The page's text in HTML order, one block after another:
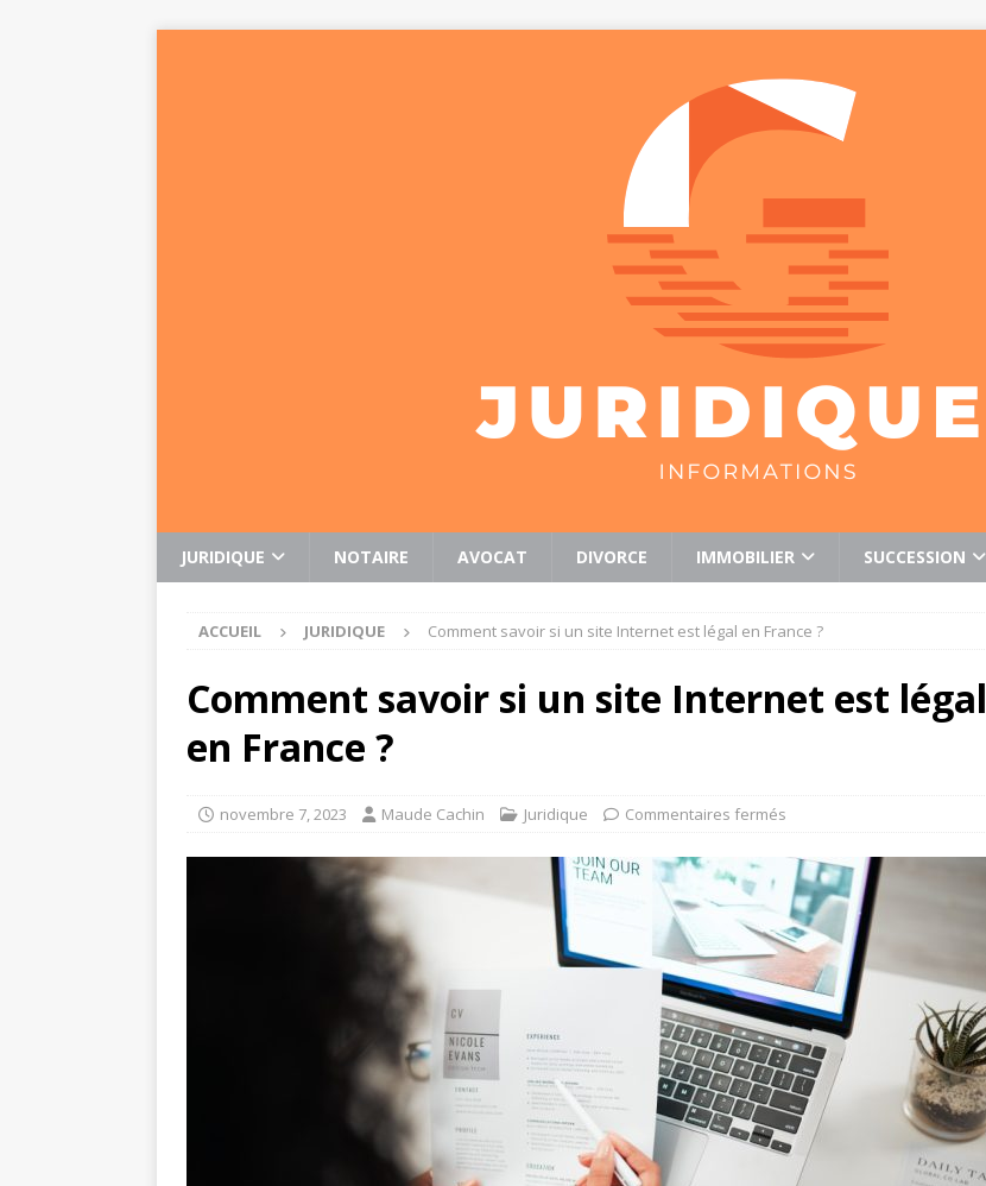
JURIDIQUE NOTAIRE AVOCAT DIVORCE IMMOBILIER SUCCESSION
ACCUEIL JURIDIQUE Comment savoir si un site Internet est légal en France ?
Comment savoir si un site Internet est légal
en France ?
novembre 7, 2023 Maude Cachin Juridique Commentaires fermés